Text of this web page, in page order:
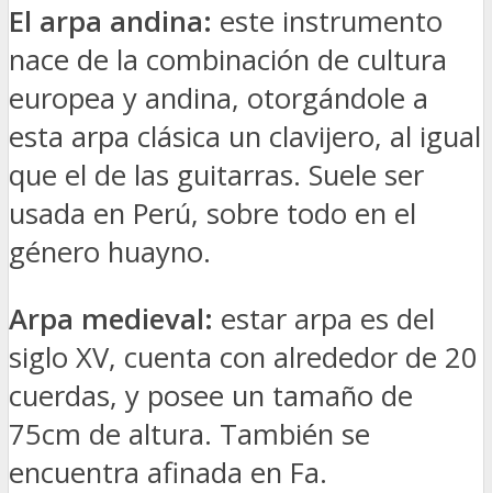
El arpa andina: este instrumento
nace de la combinación de cultura
europea y andina, otorgándole a
esta arpa clásica un clavijero, al igual
que el de las guitarras. Suele ser
usada en Perú, sobre todo en el
género huayno.
Arpa medieval: estar arpa es del
siglo XV, cuenta con alrededor de 20
cuerdas, y posee un tamaño de
75cm de altura. También se
encuentra afinada en Fa.